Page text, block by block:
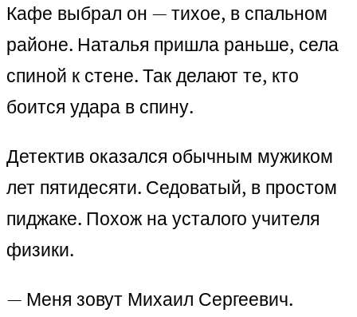
Кафе выбрал он — тихое, в спальном
районе. Наталья пришла раньше, села
спиной к стене. Так делают те, кто
боится удара в спину.
Детектив оказался обычным мужиком
лет пятидесяти. Седоватый, в простом
пиджаке. Похож на усталого учителя
физики.
— Меня зовут Михаил Сергеевич.